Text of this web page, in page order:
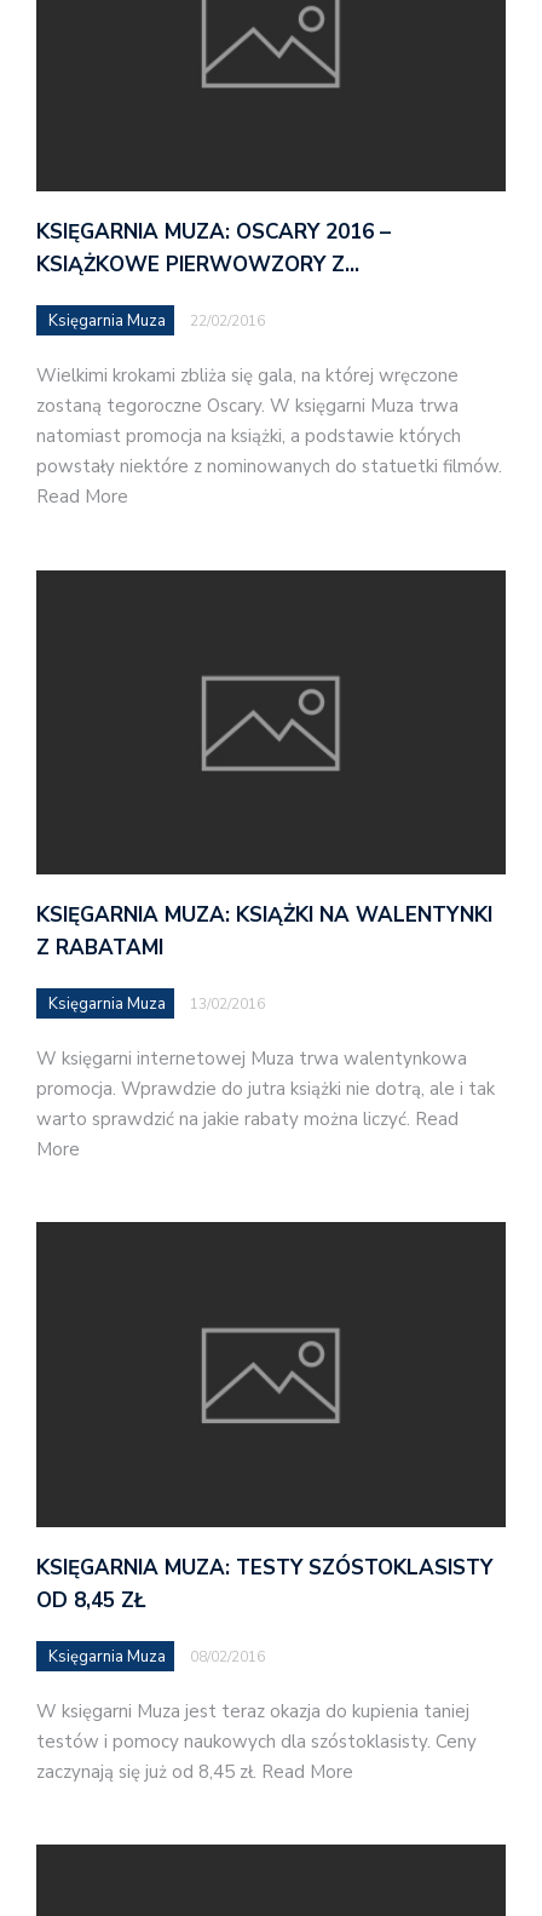
KSIĘGARNIA MUZA: OSCARY 2016 –
KSIĄŻKOWE PIERWOWZORY Z…
Księgarnia Muza 22/02/2016
Wielkimi krokami zbliża się gala, na której wręczone
zostaną tegoroczne Oscary. W księgarni Muza trwa
natomiast promocja na książki, a podstawie których
powstały niektóre z nominowanych do statuetki filmów.
Read More
KSIĘGARNIA MUZA: KSIĄŻKI NA WALENTYNKI
Z RABATAMI
Księgarnia Muza 13/02/2016
W księgarni internetowej Muza trwa walentynkowa
promocja. Wprawdzie do jutra książki nie dotrą, ale i tak
warto sprawdzić na jakie rabaty można liczyć. Read
More
KSIĘGARNIA MUZA: TESTY SZÓSTOKLASISTY
OD 8,45 ZŁ
Księgarnia Muza 08/02/2016
W księgarni Muza jest teraz okazja do kupienia taniej
testów i pomocy naukowych dla szóstoklasisty. Ceny
zaczynają się już od 8,45 zł. Read More